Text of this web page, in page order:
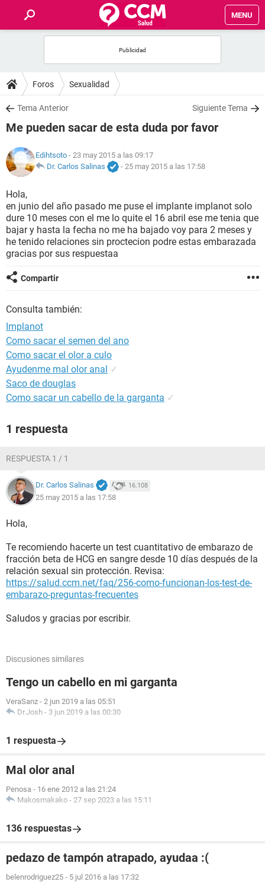
MENU
FOROS
SALUD
FAMILIA
NUTRICIÓN
BIENESTAR
SEXUALIDAD
GLOSARIO
Foros Sexualidad
Tema Anterior Siguiente Tema
Me pueden sacar de esta duda por favor
Edihtsoto - 23 may 2015 a las 09:17
Dr. Carlos Salinas
- 25 may 2015 a las 17:58
Hola,
en junio del año pasado me puse el implante implanot solo
dure 10 meses con el me lo quite el 16 abril ese me tenia que
bajar y hasta la fecha no me ha bajado voy para 2 meses y
he tenido relaciones sin proctecion podre estas embarazada
gracias por sus respuestaa
Compartir
Consulta también:
Implanot
Como sacar el semen del ano
Como sacar el olor a culo
Ayudenme mal olor anal ✓
Saco de douglas
Como sacar un cabello de la garganta ✓
1 respuesta
RESPUESTA 1 / 1
Dr. Carlos Salinas 16.108
25 may 2015 a las 17:58
Hola,
Te recomiendo hacerte un test cuantitativo de embarazo de
fracción beta de HCG en sangre desde 10 días después de la
relación sexual sin protección. Revisa:
https://salud.ccm.net/faq/256-como-funcionan-los-test-de-
embarazo-preguntas-frecuentes
Saludos y gracias por escribir.
Discusiones similares
Tengo un cabello en mi garganta
VeraSanz - 2 jun 2019 a las 05:51
Dr.Josh - 3 jun 2019 a las 00:30
1 respuesta
Mal olor anal
Penosa - 16 ene 2012 a las 21:24
Makosmakako - 27 sep 2023 a las 15:11
136 respuestas
pedazo de tampón atrapado, ayudaa :(
belenrodriguez25 - 5 jul 2016 a las 17:32